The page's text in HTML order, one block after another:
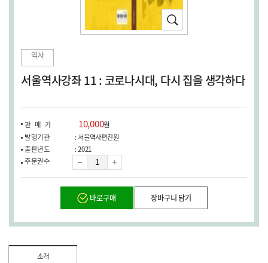
확
대
림)
역사
서울역사강좌 11 : 코로나시대, 다시 집을 생각하다
판매가 10,000원
발행기관
: 서울역사편찬원
출판년도
: 2021
주문권수
량
바로구매 장바구니 담기
소개